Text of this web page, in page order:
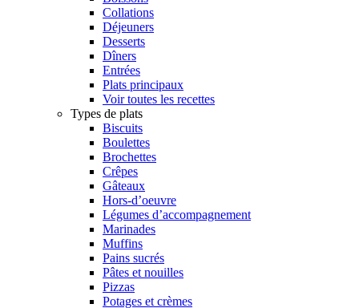
Collations
Déjeuners
Desserts
Dîners
Entrées
Plats principaux
Voir toutes les recettes
Types de plats
Biscuits
Boulettes
Brochettes
Crêpes
Gâteaux
Hors-d’oeuvre
Légumes d’accompagnement
Marinades
Muffins
Pains sucrés
Pâtes et nouilles
Pizzas
Potages et crèmes